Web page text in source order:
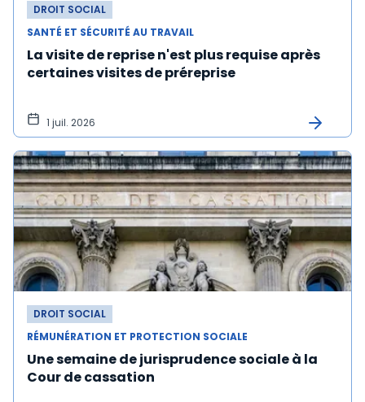
DROIT SOCIAL
SANTÉ ET SÉCURITÉ AU TRAVAIL
La visite de reprise n'est plus requise après
certaines visites de préreprise
1 juil. 2026
DROIT SOCIAL
RÉMUNÉRATION ET PROTECTION SOCIALE
Une semaine de jurisprudence sociale à la
Cour de cassation